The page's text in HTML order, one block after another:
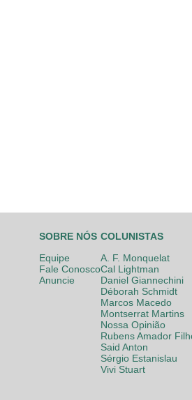
SOBRE NÓS
Equipe
Fale Conosco
Anuncie
COLUNISTAS
A. F. Monquelat
Cal Lightman
Daniel Giannechini
Déborah Schmidt
Marcos Macedo
Montserrat Martins
Nossa Opinião
Rubens Amador
Said Anton
Sérgio Estanislau
Vivi Stuart